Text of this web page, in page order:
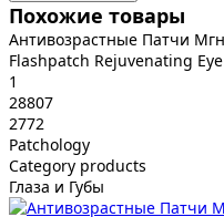
Похожие товары
Антивозрастные Патчи
Flashpatch Rejuvenating
1
28807
2772
Patchology
Category products
Глаза и Губы